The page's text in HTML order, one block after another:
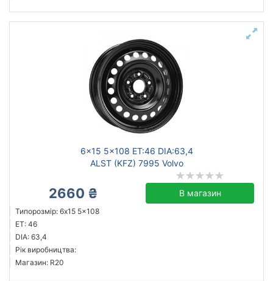
6x15 5x108 ET:46 DIA:63,4
ALST (KFZ) 7995 Volvo
2660 ₴ В магазин
Типорозмір: 6x15 5x108
ET: 46
DIA: 63,4
Рік виробництва:
Магазин: R20